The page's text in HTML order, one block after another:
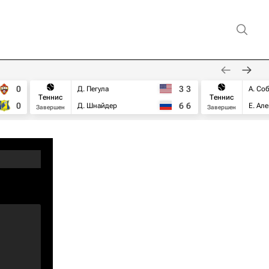
0
0
Теннис
Завершен
Д. Пегула
Д. Шнайдер
3 3
6 6
Теннис
Завершен
А.
Е.